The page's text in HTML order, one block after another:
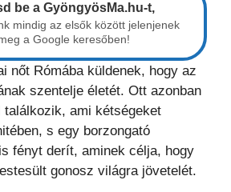
be a GyöngyösMa.hu-t,
mindig az elsők között jelenjenek
a Google keresőben!
nőt Rómába küldenek, hogy az
szentelje életét. Ott azonban
találkozik, ami kétségeket
s egy borzongató
fényt derít, aminek célja, hogy
gonosz világra jövetelét.